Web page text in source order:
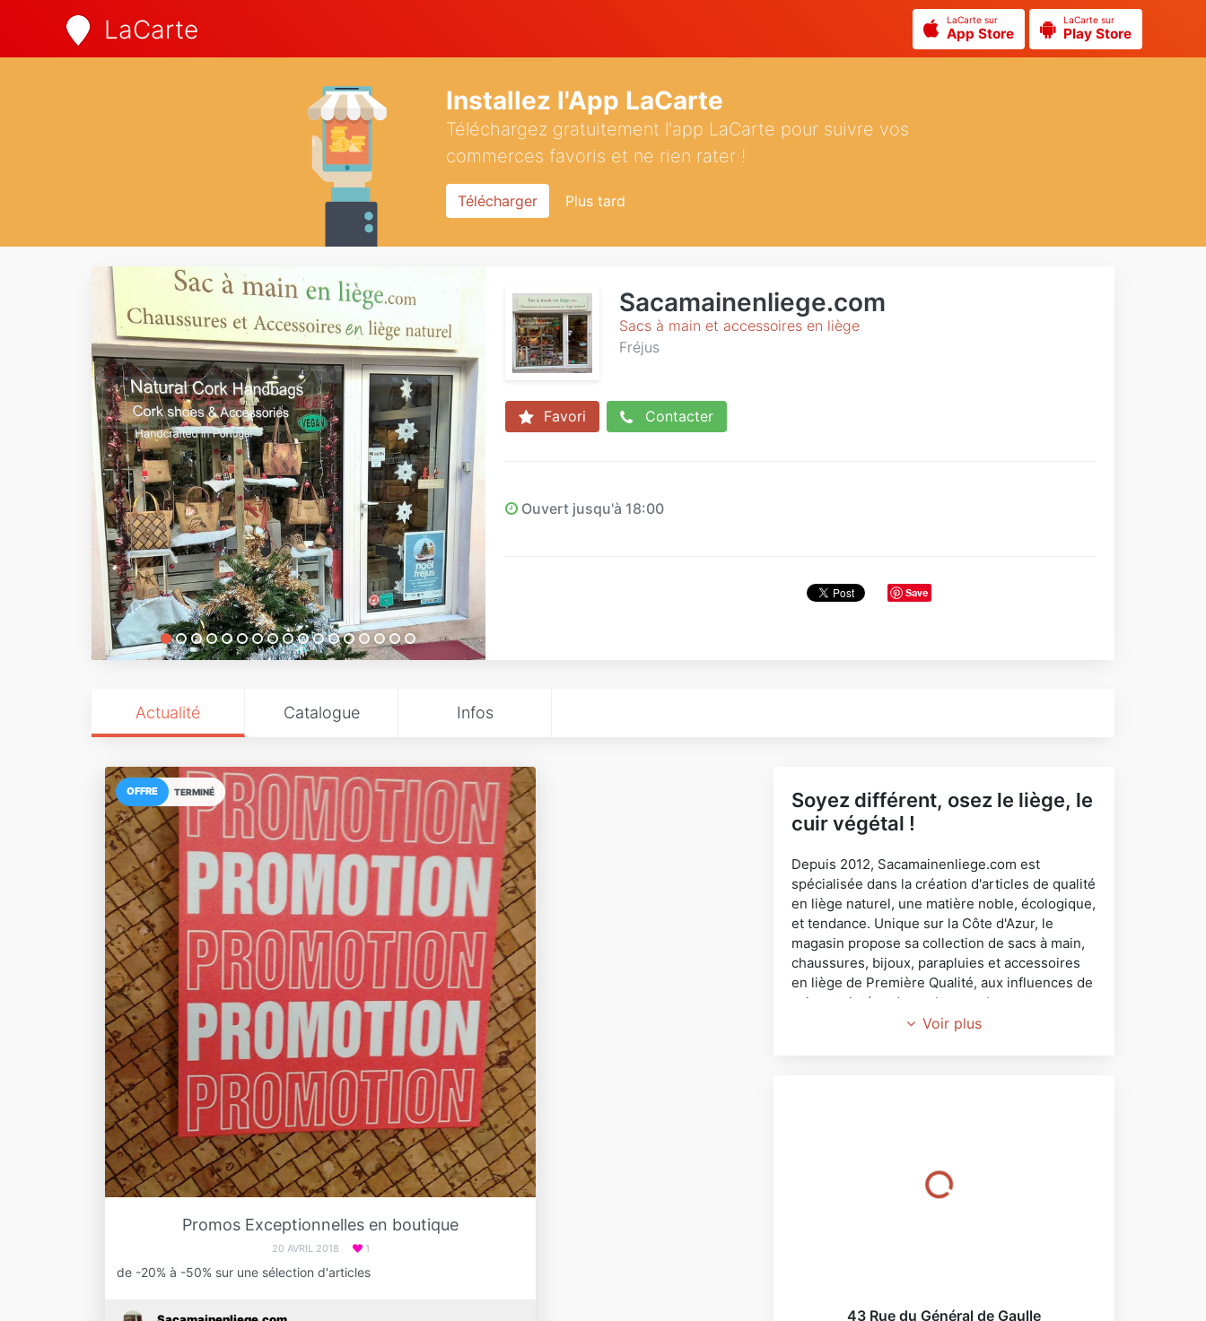
LaCarte LaCarte sur
App Store
LaCarte sur
Play Store
Installez l'App LaCarte
Téléchargez gratuitement l'app LaCarte pour suivre vos
commerces favoris et ne rien rater !
Télécharger Plus tard
Sacamainenliege.com
Sacs à main et accessoires en liège
Fréjus
Favori Contacter
Ouvert jusqu'à 18:00
Save
Actualité Catalogue Infos
TERMINÉ
OFFRE
Promos Exceptionnelles en boutique
20 AVRIL 2018 1
de -20% à -50% sur une sélection d'articles
Soyez différent, osez le liège, le
cuir végétal !
Depuis 2012, Sacamainenliege.com est
spécialisée dans la création d'articles de qualité
en liège naturel, une matière noble, écologique,
et tendance. Unique sur la Côte d'Azur, le
magasin propose sa collection de sacs à main,
chaussures, bijoux, parapluies et accessoires
en liège de Première Qualité, aux influences de
saison teintées de couleurs sobres et
classiques, à l'élégance intemporelle.
Le liège permet une alternative végétale au cuir
animal. 100% naturel et végan.
Voir plus
43 Rue du Général de Gaulle